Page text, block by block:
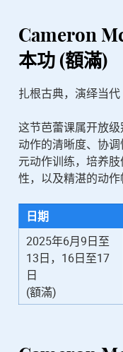
Cameron
本功 (額滿)
扎根古典，演绎当代
这节芭蕾课属开放
动作的清晰度、协
元动作训练，培养
性，以及精湛的动作
日期
2025年6月9日至
13日，16日至17
日
(額滿)